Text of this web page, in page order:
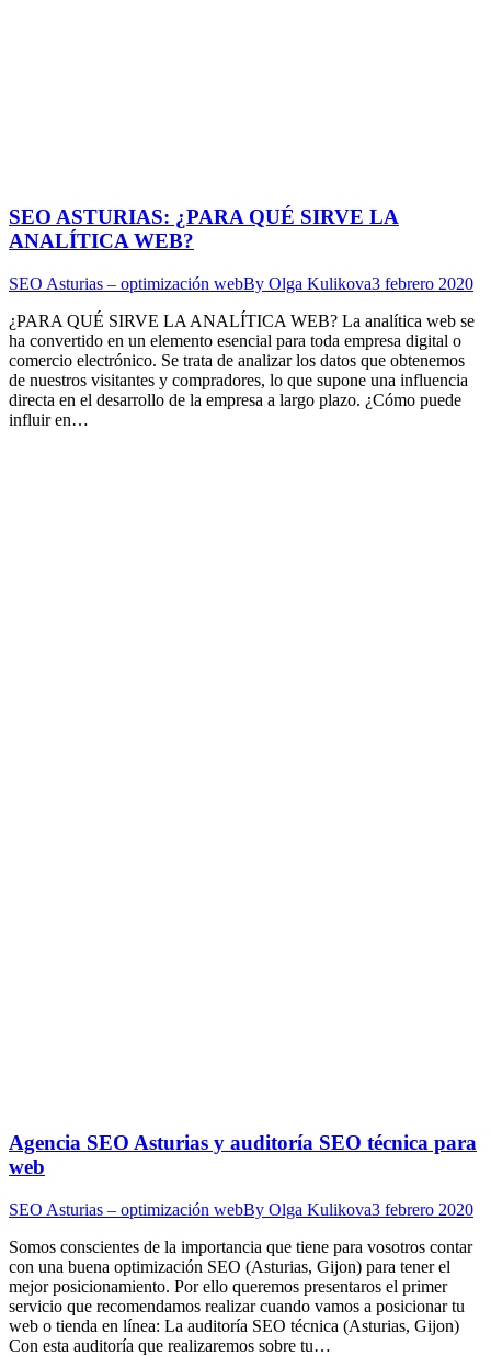
SEO ASTURIAS: ¿PARA QUÉ SIRVE LA
ANALÍTICA WEB?
SEO Asturias – optimización webBy Olga Kulikova3 febrero 2020
¿PARA QUÉ SIRVE LA ANALÍTICA WEB? La analítica web se
ha convertido en un elemento esencial para toda empresa digital o
comercio electrónico. Se trata de analizar los datos que obtenemos
de nuestros visitantes y compradores, lo que supone una influencia
directa en el desarrollo de la empresa a largo plazo. ¿Cómo puede
influir en…
Agencia SEO Asturias y auditoría SEO técnica para
web
SEO Asturias – optimización webBy Olga Kulikova3 febrero 2020
Somos conscientes de la importancia que tiene para vosotros contar
con una buena optimización SEO (Asturias, Gijon) para tener el
mejor posicionamiento. Por ello queremos presentaros el primer
servicio que recomendamos realizar cuando vamos a posicionar tu
web o tienda en línea: La auditoría SEO técnica (Asturias, Gijon)
Con esta auditoría que realizaremos sobre tu…